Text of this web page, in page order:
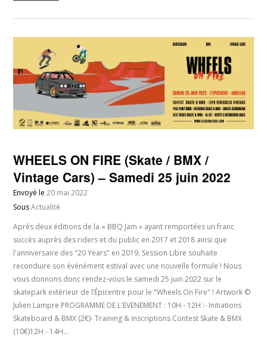
WHEELS ON FIRE (Skate / BMX /
Vintage Cars) – Samedi 25 juin 2022
Envoyé le20 mai 2022
SousActualité
Après deux éditions de la « BBQ Jam » ayant remportées un franc
succès auprès des riders et du public en 2017 et 2018 ainsi que
l'anniversaire des "20 Years" en 2019, Session Libre souhaite
reconduire son événément estival avec une nouvelle formule ! Nous
vous donnons donc rendez-vous le samedi 25 juin 2022 sur le
skatepark extérieur de l’Épicentre pour le "Wheels On Fire" ! Artwork ©
Julien Lampre PROGRAMME DE L'EVENEMENT : 10H - 12H :- Initiations
Skateboard & BMX (2€)- Training & inscriptions Contest Skate & BMX
(10€)12H - 14H…